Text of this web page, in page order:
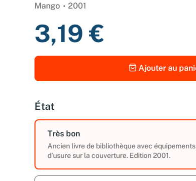
Mango 2001
3,19 €
Ajouter au
État
Très bon
Ancien livre de bibliothèque avec
d’usure sur la couverture. Edition 2001.